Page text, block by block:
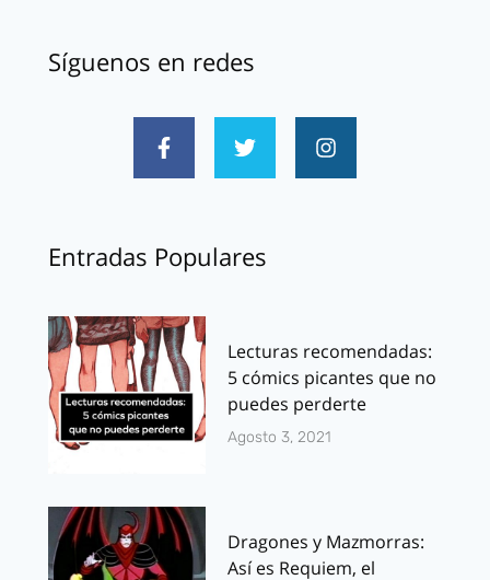
Síguenos en redes
Entradas Populares
Lecturas recomendadas:
5 cómics picantes que no
puedes perderte
Agosto 3, 2021
Dragones y Mazmorras:
Así es Requiem, el